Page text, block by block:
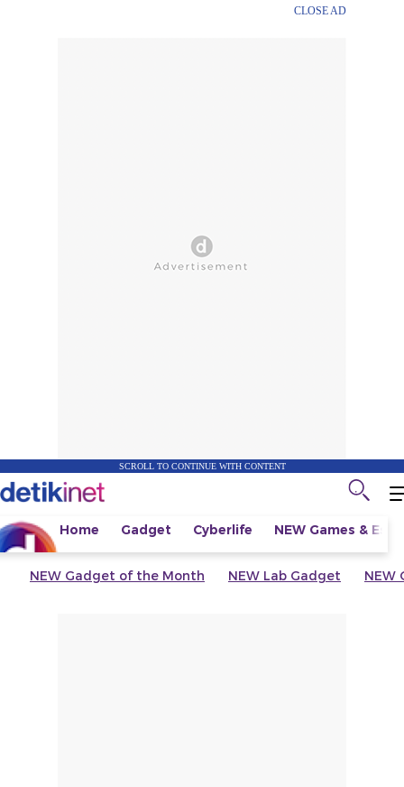
CLOSE AD
SCROLL TO CONTINUE WITH CONTENT
Home Gadget Cyberlife NEW Games &
NEW Gadget of the Month NEW Lab Gadget NEW